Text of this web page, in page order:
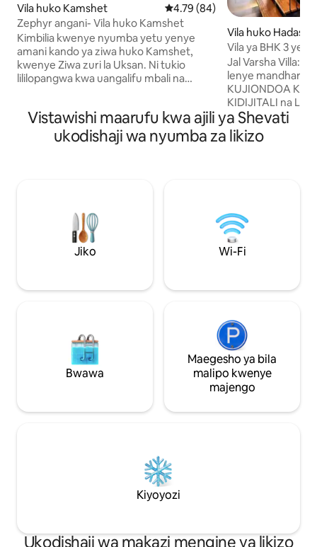
Vila huko Kamshet Ukadiriaji wa wastani wa 4.79
4.79 (84)
Zephyr angani- Vila huko Kamshet
Kimbilia kwenye nyumba yetu yenye
amani kando ya ziwa huko Kamshet,
kwenye Ziwa zuri la Uksan. Ni tukio
lililopangwa kwa uangalifu mbali na
ambazo mume wangu alitengeneza.
Unaweza kuweka nafasi ya siku 1 tu,
lakini kiukweli, siku mbili hukuwezesha
ujisikie utulivu wa kweli wa kuishi kando
ya ziwa. tunatoa Wi-Fi ya kasi ya juu
iliyoundwa kwa ajili ya ukaaji wa muda
Vila huko Hadashi
Vila ya BHK 3
huko Mulshi
Jal Varsha Villa:
lenye mandhari
KUJIONDOA
KIDIJITALI na
Sehemu ya kukaa
inapatikana na
Mpangilio wa
ya kilima lililo
imezungukwa na
ya milima na
mzuri, inatoa
Vistawishi maarufu kwa ajili ya Shevati
ukodishaji wa nyumba za likizo
Jiko Wi-Fi
Bwawa
Maegesho ya bila
malipo kwenye
majengo
Kiyoyozi
Ukodishaji wa makazi mengine ya likizo